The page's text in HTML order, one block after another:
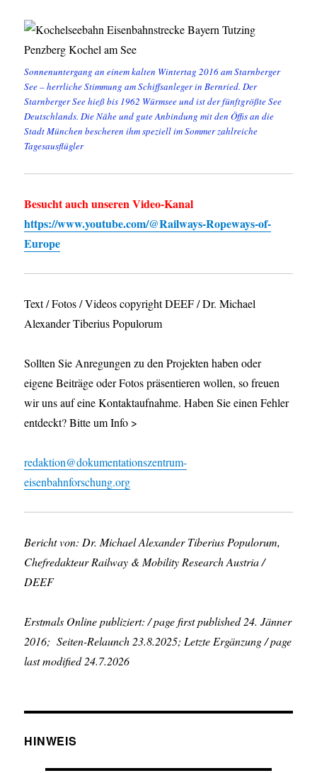
Sonnenuntergang an einem kalten Wintertag 2016 am Starnberger
See – herrliche Stimmung am Schiffsanleger in Bernried. Der
Starnberger See hieß bis 1962 Würmsee und ist der fünftgrößte See
Deutschlands. Die Nähe und gute Anbindung mit den Öffis an die
Stadt München bescheren ihm speziell im Sommer zahlreiche
Tagesausflügler
Besucht auch unseren Video-Kanal
https://www.youtube.com/@Railways-Ropeways-of-
Europe
Text / Fotos / Videos copyright DEEF / Dr. Michael
Alexander Tiberius Populorum
Sollten Sie Anregungen zu den Projekten haben oder
eigene Beiträge oder Fotos präsentieren wollen, so freuen
wir uns auf eine Kontaktaufnahme. Haben Sie einen Fehler
entdeckt? Bitte um Info >
redaktion@dokumentationszentrum-
eisenbahnforschung.org
Bericht von: Dr. Michael Alexander Tiberius Populorum,
Chefredakteur Railway & Mobility Research Austria /
DEEF
Erstmals Online publiziert: / page first published 24. Jänner
2016; Seiten-Relaunch 23.8.2025; Letzte Ergänzung / page
last modified 24.7.2026
HINWEIS